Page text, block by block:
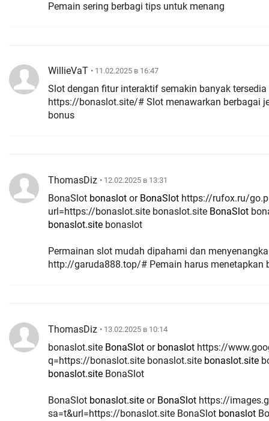
Pemain sering berbagi tips untuk menang
WillieVaT • 11.02.2025 в 16:47
Slot dengan fitur interaktif semakin banyak tersedia
https://bonaslot.site/# Slot menawarkan berbagai
bonus
ThomasDiz • 12.02.2025 в 13:31
BonaSlot bonaslot or BonaSlot
url=https://bonaslot.site bonaslot.site BonaSlot
bonaslot.site bonaslot
Permainan slot mudah dipahami dan
http://garuda888.top/# Pemain harus menetapkan
ThomasDiz • 13.02.2025 в 10:14
bonaslot.site BonaSlot or bonaslot
q=https://bonaslot.site bonaslot.site bonaslot.site
bonaslot.site BonaSlot
BonaSlot bonaslot.site or BonaSlot
sa=t&url=https://bonaslot.site BonaSlot bonaslot